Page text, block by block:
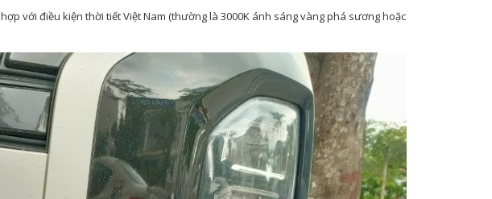
với điều kiện thời tiết Việt Nam (thường là 3000K ánh sáng vàng phá sương hoặc